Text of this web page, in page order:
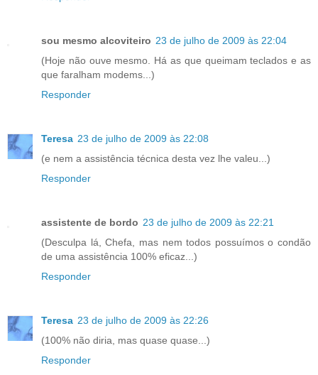
sou mesmo alcoviteiro 23 de julho de 2009 às 22:04
(Hoje não ouve mesmo. Há as que queimam teclados e as
que faralham modems...)
Responder
Teresa 23 de julho de 2009 às 22:08
(e nem a assistência técnica desta vez lhe valeu...)
Responder
assistente de bordo 23 de julho de 2009 às 22:21
(Desculpa lá, Chefa, mas nem todos possuímos o condão
de uma assistência 100% eficaz...)
Responder
Teresa 23 de julho de 2009 às 22:26
(100% não diria, mas quase quase...)
Responder